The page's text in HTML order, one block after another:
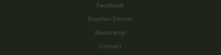
Facebook
Stephen Emmer
Bandcamp
Contact